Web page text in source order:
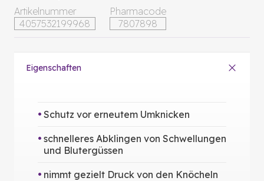
Artikelnummer
4057532199968
Pharmacode
7807898
Eigenschaften
Schutz vor erneutem Umknicken
schnelleres Abklingen von Schwellungen
und Blutergüssen
nimmt gezielt Druck von den Knöcheln